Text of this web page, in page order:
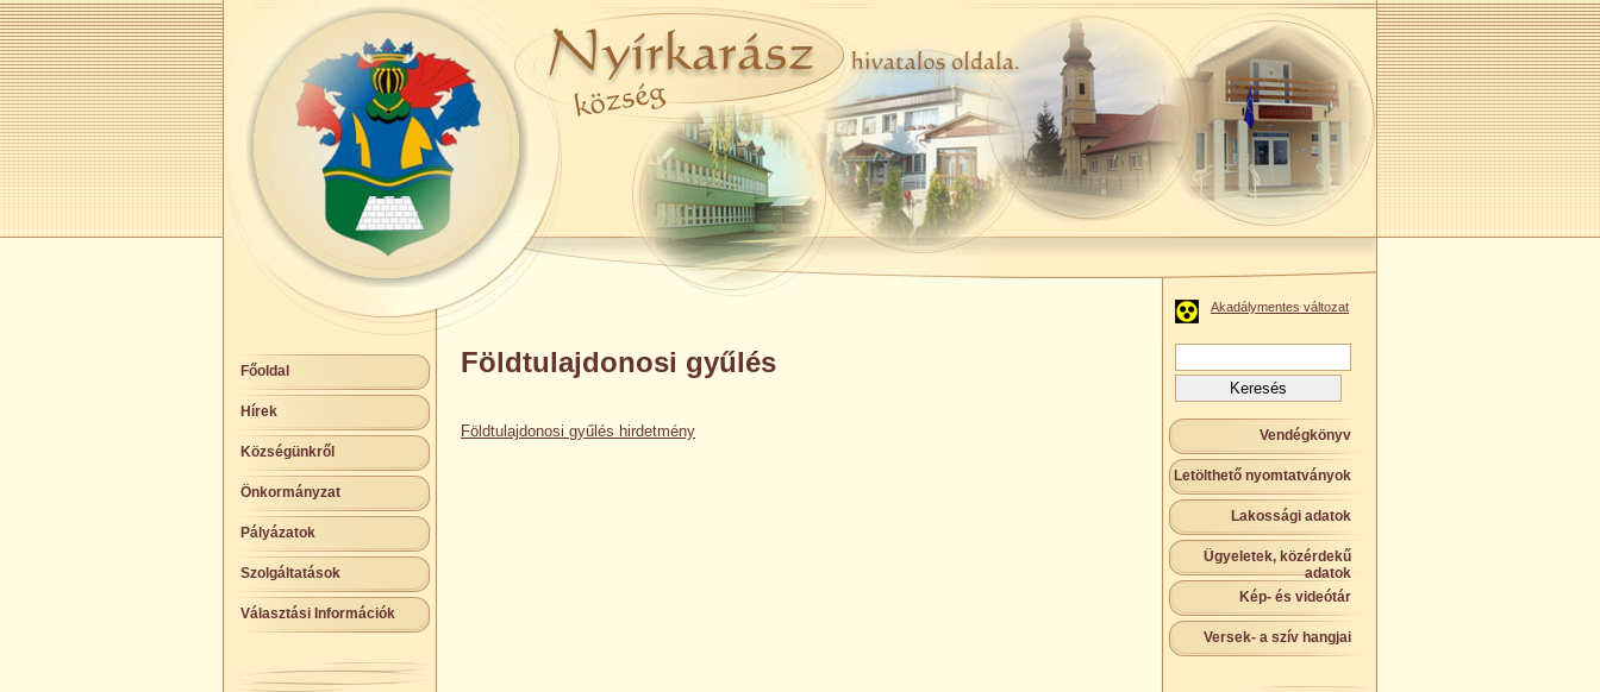
Főoldal
Hírek
Községünkről
Önkormányzat
Pályázatok
Szolgáltatások
Választási Információk
Földtulajdonosi gyűlés
Földtulajdonosi gyűlés hirdetmény
Akadálymentes változat
Vendégkönyv
Letölthető nyomtatványok
Lakossági adatok
Ügyeletek, közérdekű
adatok
Kép- és videótár
Versek- a szív hangjai